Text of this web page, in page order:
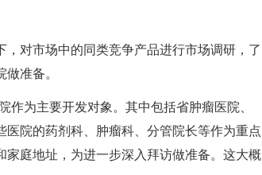
对市场中的同类竞争产品进行市场调研，了
准备。
作为主要开发对象。其中包括省肿瘤医院、
院的药剂科、肿瘤科、分管院长等作为重点
庭地址，为进一步深入拜访做准备。这大概